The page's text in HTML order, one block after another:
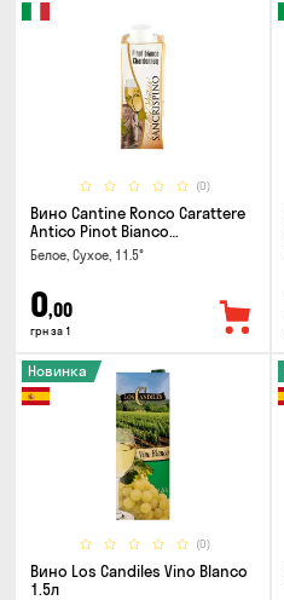
(0)
Вино Cantine Ronco Carattere
Antico Pinot Bianco
Chardonnay Rubicone IGT 0.25л
Белое, Сухое, 11.5°
0,00
грн за 1
(0)
Новинка
Вино Los Candiles Vino Blanco
1.5л